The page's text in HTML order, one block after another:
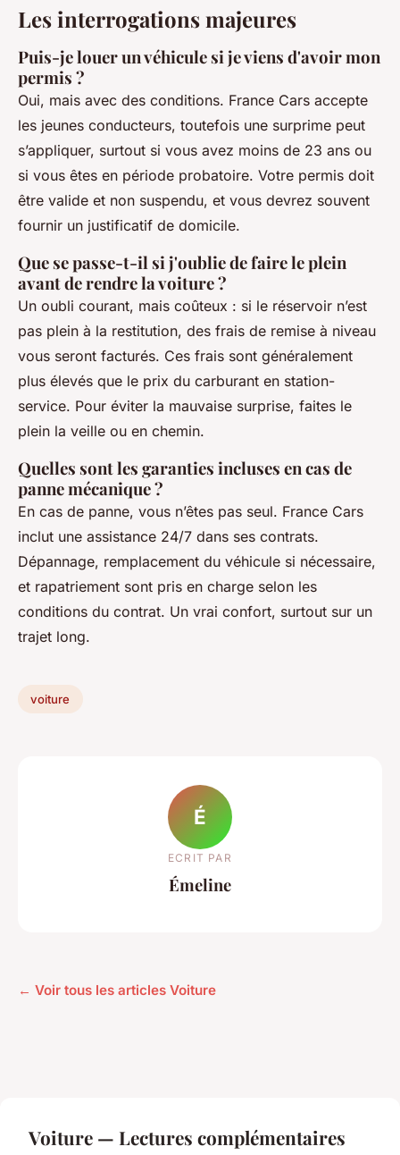
Les interrogations majeures
Puis-je louer un véhicule si je viens d'avoir mon
permis ?
Oui, mais avec des conditions. France Cars accepte
les jeunes conducteurs, toutefois une surprime peut
s’appliquer, surtout si vous avez moins de 23 ans ou
si vous êtes en période probatoire. Votre permis doit
être valide et non suspendu, et vous devrez souvent
fournir un justificatif de domicile.
Que se passe-t-il si j'oublie de faire le plein
avant de rendre la voiture ?
Un oubli courant, mais coûteux : si le réservoir n’est
pas plein à la restitution, des frais de remise à niveau
vous seront facturés. Ces frais sont généralement
plus élevés que le prix du carburant en station-
service. Pour éviter la mauvaise surprise, faites le
plein la veille ou en chemin.
Quelles sont les garanties incluses en cas de
panne mécanique ?
En cas de panne, vous n’êtes pas seul. France Cars
inclut une assistance 24/7 dans ses contrats.
Dépannage, remplacement du véhicule si nécessaire,
et rapatriement sont pris en charge selon les
conditions du contrat. Un vrai confort, surtout sur un
trajet long.
voiture
É
ECRIT PAR
Émeline
← Voir tous les articles Voiture
Voiture — Lectures complémentaires